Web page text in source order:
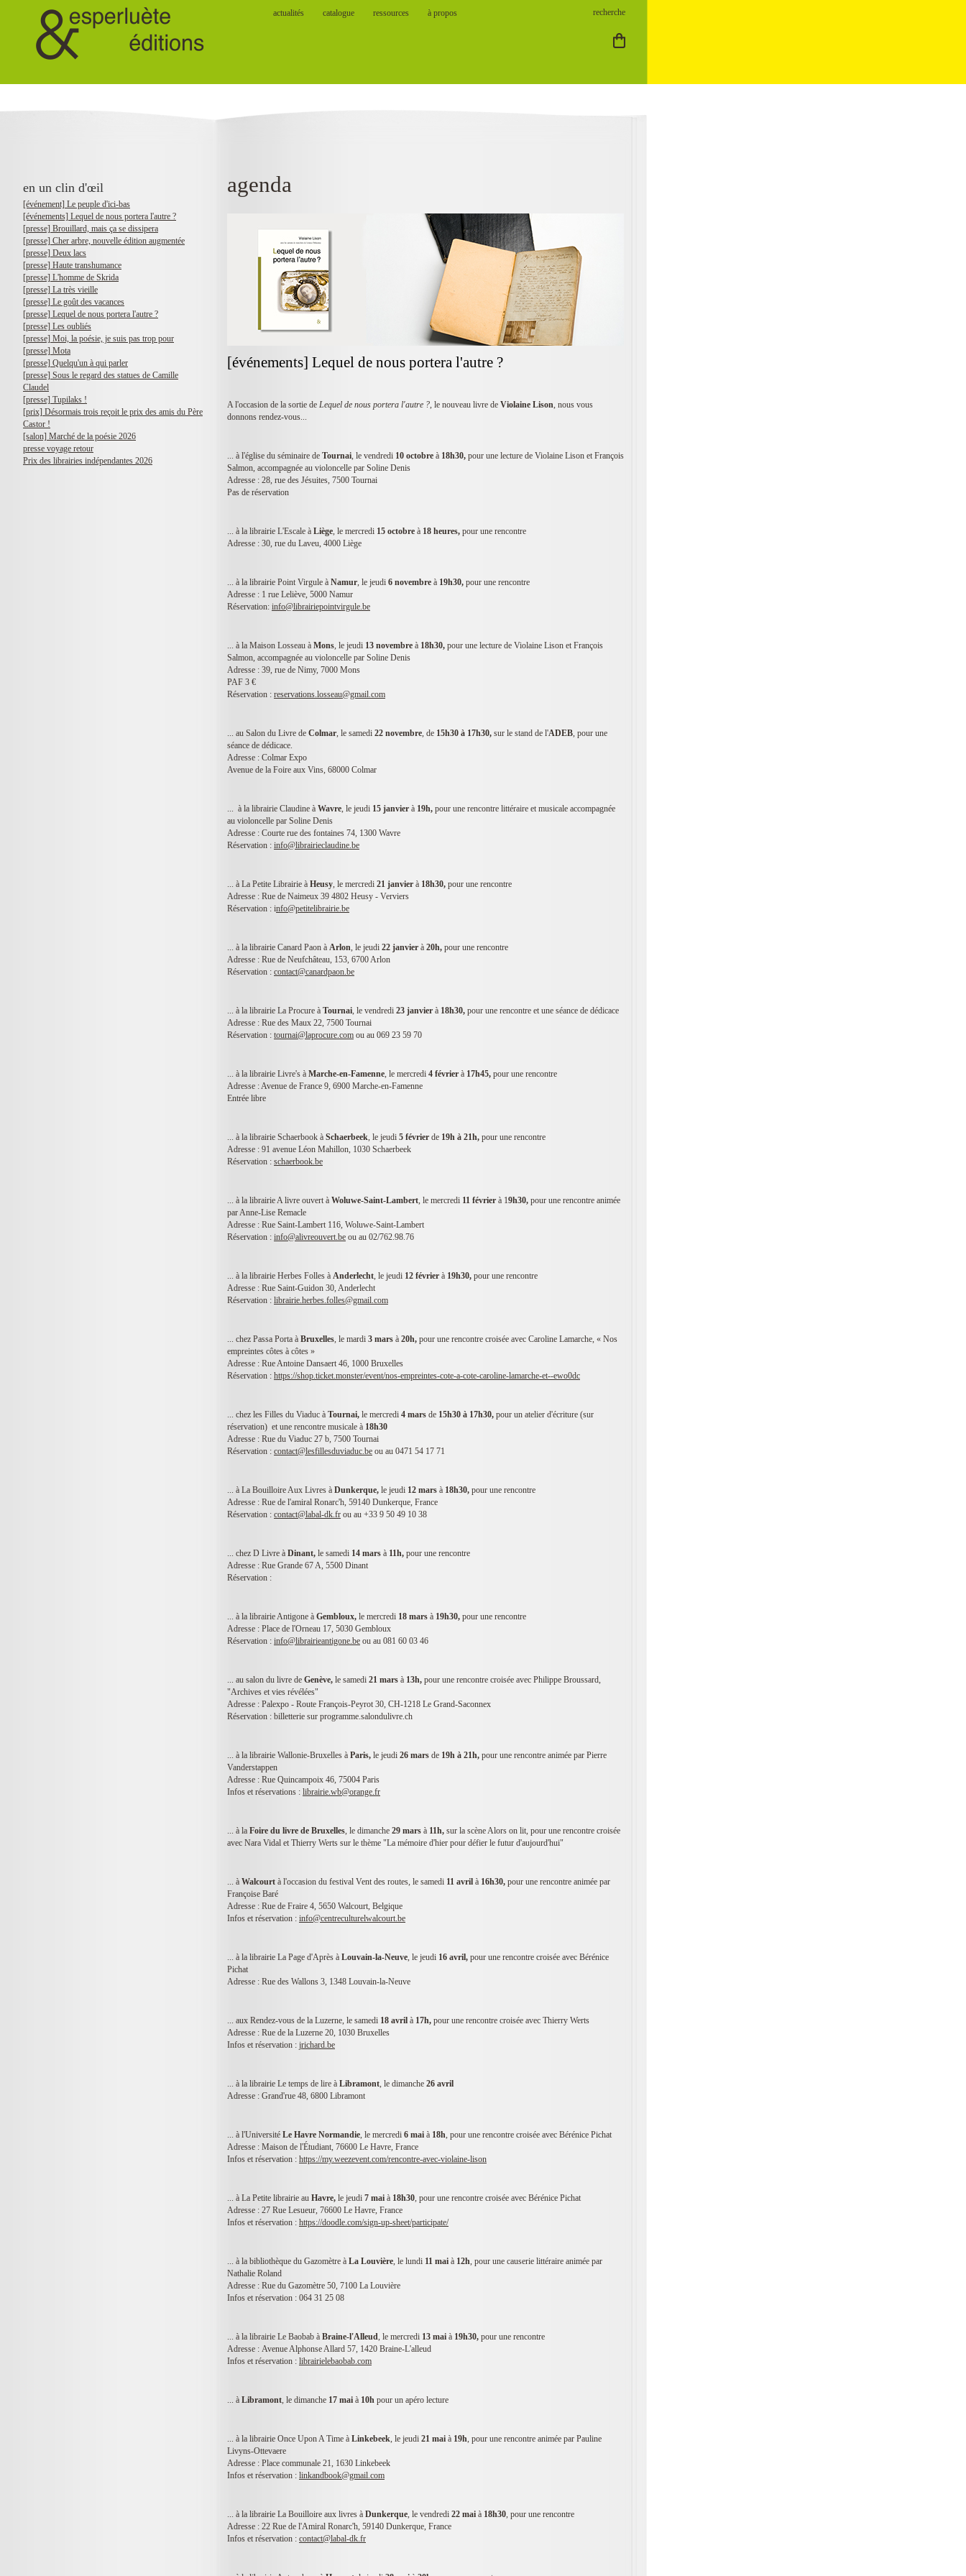
actualités catalogue ressources à propos
en un clin d'œil
[événement] Le peuple d'ici-bas
[événements] Lequel de nous portera l'autre ?
[presse] Brouillard, mais ça se dissipera
[presse] Cher arbre, nouvelle édition augmentée
[presse] Deux lacs
[presse] Haute transhumance
[presse] L'homme de Skrida
[presse] La très vieille
[presse] Le goût des vacances
[presse] Lequel de nous portera l'autre ?
[presse] Les oubliés
[presse] Moi, la poésie, je suis pas trop pour
[presse] Mota
[presse] Quelqu'un à qui parler
[presse] Sous le regard des statues de Camille
Claudel
[presse] Tupilaks !
[prix] Désormais trois reçoit le prix des amis du Père
Castor !
[salon] Marché de la poésie 2026
presse voyage retour
Prix des librairies indépendantes 2026
agenda
[événements] Lequel de nous portera l'autre ?
A l'occasion de la sortie de Lequel de nous portera l'autre ?, le nouveau livre de Violaine Lison, nous vous
donnons rendez-vous...
... à l'église du séminaire de Tournai, le vendredi 10 octobre à 18h30, pour une lecture de Violaine Lison et François
Salmon, accompagnée au violoncelle par Soline Denis
Adresse : 28, rue des Jésuites, 7500 Tournai
Pas de réservation
... à la librairie L'Escale à Liège, le mercredi 15 octobre à 18 heures, pour une rencontre
Adresse : 30, rue du Laveu, 4000 Liège
... à la librairie Point Virgule à Namur, le jeudi 6 novembre à 19h30, pour une rencontre
Adresse : 1 rue Leliève, 5000 Namur
Réservation: info@librairiepointvirgule.be
... à la Maison Losseau à Mons, le jeudi 13 novembre à 18h30, pour une lecture de Violaine Lison et François
Salmon, accompagnée au violoncelle par Soline Denis
Adresse : 39, rue de Nimy, 7000 Mons
PAF 3 €
Réservation : reservations.losseau@gmail.com
... au Salon du Livre de Colmar, le samedi 22 novembre, de 15h30 à 17h30, sur le stand de l'ADEB, pour une
séance de dédicace.
Adresse : Colmar Expo
Avenue de la Foire aux Vins, 68000 Colmar
... à la librairie Claudine à Wavre, le jeudi 15 janvier à 19h, pour une rencontre littéraire et musicale accompagnée
au violoncelle par Soline Denis
Adresse : Courte rue des fontaines 74, 1300 Wavre
Réservation : info@librairieclaudine.be
... à La Petite Librairie à Heusy, le mercredi 21 janvier à 18h30, pour une rencontre
Adresse : Rue de Naimeux 39 4802 Heusy - Verviers
Réservation : info@petitelibrairie.be
... à la librairie Canard Paon à Arlon, le jeudi 22 janvier à 20h, pour une rencontre
Adresse : Rue de Neufchâteau, 153, 6700 Arlon
Réservation : contact@canardpaon.be
... à la librairie La Procure à Tournai, le vendredi 23 janvier à 18h30, pour une rencontre et une séance de dédicace
Adresse : Rue des Maux 22, 7500 Tournai
Réservation : tournai@laprocure.com ou au 069 23 59 70
... à la librairie Livre's à Marche-en-Famenne, le mercredi 4 février à 17h45, pour une rencontre
Adresse : Avenue de France 9, 6900 Marche-en-Famenne
Entrée libre
... à la librairie Schaerbook à Schaerbeek, le jeudi 5 février de 19h à 21h, pour une rencontre
Adresse : 91 avenue Léon Mahillon, 1030 Schaerbeek
Réservation : schaerbook.be
... à la librairie A livre ouvert à Woluwe-Saint-Lambert, le mercredi 11 février à 19h30, pour une rencontre animée
par Anne-Lise Remacle
Adresse : Rue Saint-Lambert 116, Woluwe-Saint-Lambert
Réservation : info@alivreouvert.be ou au 02/762.98.76
... à la librairie Herbes Folles à Anderlecht, le jeudi 12 février à 19h30, pour une rencontre
Adresse : Rue Saint-Guidon 30, Anderlecht
Réservation : librairie.herbes.folles@gmail.com
... chez Passa Porta à Bruxelles, le mardi 3 mars à 20h, pour une rencontre croisée avec Caroline Lamarche, « Nos
empreintes côtes à côtes »
Adresse : Rue Antoine Dansaert 46, 1000 Bruxelles
Réservation : https://shop.ticket.monster/event/nos-empreintes-cote-a-cote-caroline-lamarche-et--ewo0dc
... chez les Filles du Viaduc à Tournai, le mercredi 4 mars de 15h30 à 17h30, pour un atelier d'écriture (sur
réservation) et une rencontre musicale à 18h30
Adresse : Rue du Viaduc 27 b, 7500 Tournai
Réservation : contact@lesfillesduviaduc.be ou au 0471 54 17 71
... à La Bouilloire Aux Livres à Dunkerque, le jeudi 12 mars à 18h30, pour une rencontre
Adresse : Rue de l'amiral Ronarc'h, 59140 Dunkerque, France
Réservation : contact@labal-dk.fr ou au +33 9 50 49 10 38
... chez D Livre à Dinant, le samedi 14 mars à 11h, pour une rencontre
Adresse : Rue Grande 67 A, 5500 Dinant
Réservation :
... à la librairie Antigone à Gembloux, le mercredi 18 mars à 19h30, pour une rencontre
Adresse : Place de l'Orneau 17, 5030 Gembloux
Réservation : info@librairieantigone.be ou au 081 60 03 46
... au salon du livre de Genève, le samedi 21 mars à 13h, pour une rencontre croisée avec Philippe Broussard,
"Archives et vies révélées"
Adresse : Palexpo - Route François-Peyrot 30, CH-1218 Le Grand-Saconnex
Réservation : billetterie sur programme.salondulivre.ch
... à la librairie Wallonie-Bruxelles à Paris, le jeudi 26 mars de 19h à 21h, pour une rencontre animée par Pierre
Vanderstappen
Adresse : Rue Quincampoix 46, 75004 Paris
Infos et réservations : librairie.wb@orange.fr
... à la Foire du livre de Bruxelles, le dimanche 29 mars à 11h, sur la scène Alors on lit, pour une rencontre croisée
avec Nara Vidal et Thierry Werts sur le thème "La mémoire d'hier pour défier le futur d'aujourd'hui"
... à Walcourt à l'occasion du festival Vent des routes, le samedi 11 avril à 16h30, pour une rencontre animée par
Françoise Baré
Adresse : Rue de Fraire 4, 5650 Walcourt, Belgique
Infos et réservation : info@centreculturelwalcourt.be
... à la librairie La Page d'Après à Louvain-la-Neuve, le jeudi 16 avril, pour une rencontre croisée avec Bérénice
Pichat
Adresse : Rue des Wallons 3, 1348 Louvain-la-Neuve
... aux Rendez-vous de la Luzerne, le samedi 18 avril à 17h, pour une rencontre croisée avec Thierry Werts
Adresse : Rue de la Luzerne 20, 1030 Bruxelles
Infos et réservation : jrichard.be
... à la librairie Le temps de lire à Libramont, le dimanche 26 avril
Adresse : Grand'rue 48, 6800 Libramont
... à l'Université Le Havre Normandie, le mercredi 6 mai à 18h, pour une rencontre croisée avec Bérénice Pichat
Adresse : Maison de l'Étudiant, 76600 Le Havre, France
Infos et réservation : https://my.weezevent.com/rencontre-avec-violaine-lison
... à La Petite librairie au Havre, le jeudi 7 mai à 18h30, pour une rencontre croisée avec Bérénice Pichat
Adresse : 27 Rue Lesueur, 76600 Le Havre, France
Infos et réservation : https://doodle.com/sign-up-sheet/participate/
... à la bibliothèque du Gazomètre à La Louvière, le lundi 11 mai à 12h, pour une causerie littéraire animée par
Nathalie Roland
Adresse : Rue du Gazomètre 50, 7100 La Louvière
Infos et réservation : 064 31 25 08
... à la librairie Le Baobab à Braine-l'Alleud, le mercredi 13 mai à 19h30, pour une rencontre
Adresse : Avenue Alphonse Allard 57, 1420 Braine-L'alleud
Infos et réservation : librairielebaobab.com
... à Libramont, le dimanche 17 mai à 10h pour un apéro lecture
... à la librairie Once Upon A Time à Linkebeek, le jeudi 21 mai à 19h, pour une rencontre animée par Pauline
Livyns-Ottevaere
Adresse : Place communale 21, 1630 Linkebeek
Infos et réservation : linkandbook@gmail.com
... à la librairie La Bouilloire aux livres à Dunkerque, le vendredi 22 mai à 18h30, pour une rencontre
Adresse : 22 Rue de l'Amiral Ronarc'h, 59140 Dunkerque, France
Infos et réservation : contact@labal-dk.fr